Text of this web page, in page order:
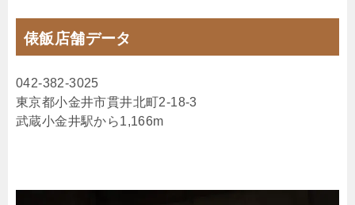
俵飯店舗データ
042-382-3025
東京都小金井市貫井北町2-18-3
武蔵小金井駅から1,166m